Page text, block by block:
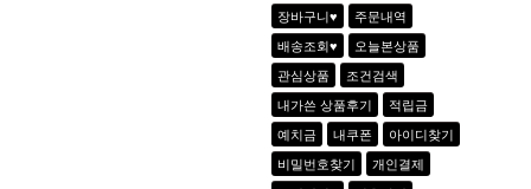
6 그래피티 힙스터 Tee_2color
장바구니♥ 주문내역
배송조회♥ 오늘본상품
관심상품 조건검색
내가쓴 상품후기 적립금
예치금 내쿠폰 아이디찾기
비밀번호찾기 개인결제